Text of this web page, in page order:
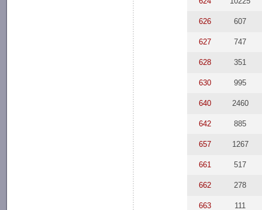
626 607
627 747
628 351
630 995
640 2460
642 885
657 1267
661 517
662 278
663 111